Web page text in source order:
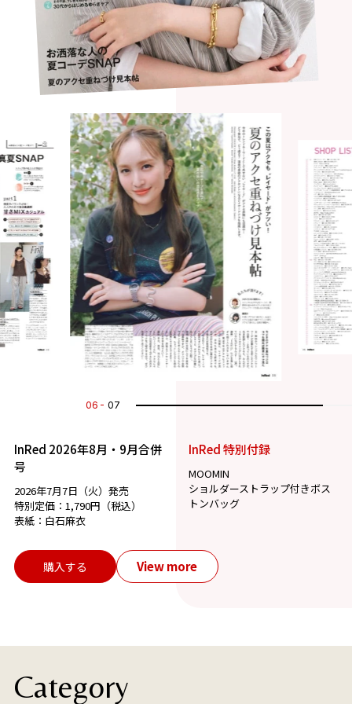
07 07
InRed 2026年8月・9月合併
号
2026年7月7日（火）発売
特別定価：1,790円（税込）
表紙：白石麻衣
InRed 特別付録
MOOMIN
ショルダーストラップ付きボス
トンバッグ
購入する View more
Category